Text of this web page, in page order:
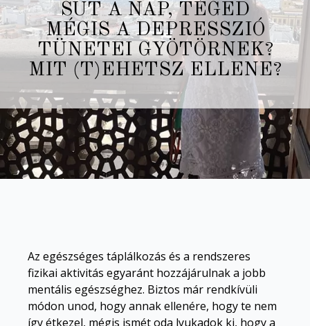
SÜT A NAP, TÉGED
MÉGIS A DEPRESSZIÓ
TÜNETEI GYÖTÖRNEK?
MIT (T)EHETSZ ELLENE?
Az egészséges táplálkozás és a rendszeres
fizikai aktivitás egyaránt hozzájárulnak a jobb
mentális egészséghez. Biztos már rendkívüli
módon unod, hogy annak ellenére, hogy te nem
így étkezel, mégis ismét oda lyukadok ki, hogy a